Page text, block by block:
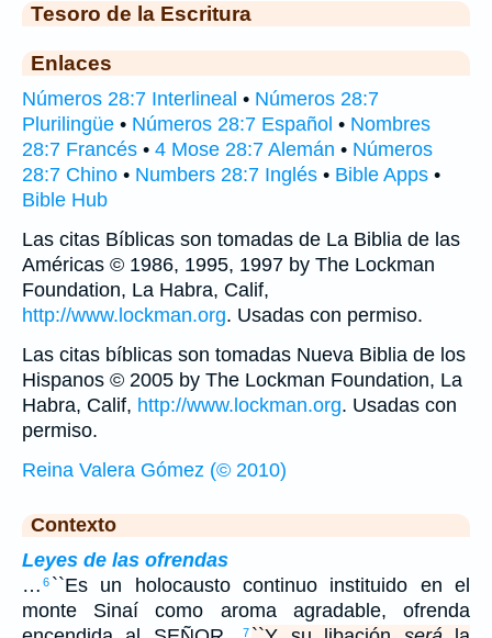
Tesoro de la Escritura
Enlaces
Números 28:7 Interlineal • Números 28:7
Plurilingüe • Números 28:7 Español • Nombres
28:7 Francés • 4 Mose 28:7 Alemán • Números
28:7 Chino • Numbers 28:7 Inglés • Bible Apps •
Bible Hub
Las citas Bíblicas son tomadas de La Biblia de las
Américas © 1986, 1995, 1997 by The Lockman
Foundation, La Habra, Calif,
http://www.lockman.org. Usadas con permiso.
Las citas bíblicas son tomadas Nueva Biblia de los
Hispanos © 2005 by The Lockman Foundation, La
Habra, Calif, http://www.lockman.org. Usadas con
permiso.
Reina Valera Gómez (© 2010)
Contexto
Leyes de las ofrendas
… 6 ``Es un holocausto continuo instituido en el
monte Sinaí como aroma agradable, ofrenda
7